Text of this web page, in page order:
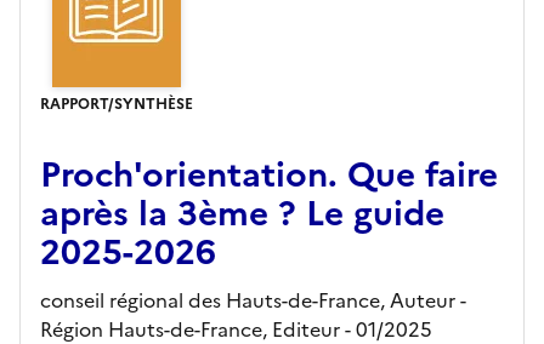
RAPPORT/SYNTHÈSE
Proch'orientation. Que faire
après la 3ème ? Le guide
2025-2026
conseil régional des Hauts-de-France, Auteur -
Région Hauts-de-France, Editeur- 01/2025